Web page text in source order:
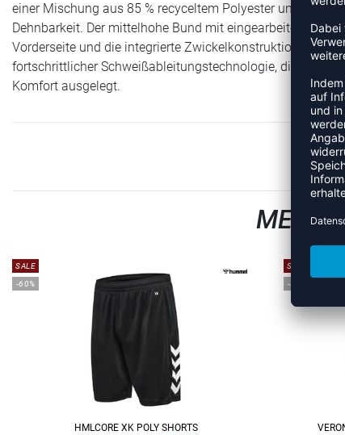
einer Mischung aus 85 % recyceltem Polyester und 15 %
Dehnbarkeit. Der mittelhohe Bund mit eingearbeitetem
Vorderseite und die integrierte Zwickelkonstruktion ein
fortschrittlicher Schweißableitungstechnologie, die Sie
Komfort ausgelegt.
MEHR
SALE
-60%
HMLCORE XK POLY SHORTS
SALE
-40%